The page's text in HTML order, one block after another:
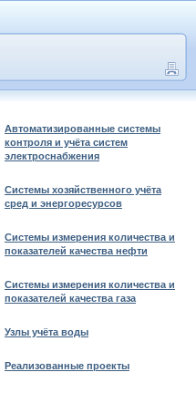
Автоматизированные системы
контроля и учёта систем
электроснабжения
Системы хозяйственного учёта
сред и энергоресурсов
Системы измерения количества и
показателей качества нефти
Системы измерения количества и
показателей качества газа
Узлы учёта воды
Реализованные проекты